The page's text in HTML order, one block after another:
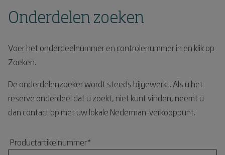
Onderdelen zoeken
Voer het onderdeelnummer en controlenummer in en klik op
Zoeken.
De onderdelenzoeker wordt steeds bijgewerkt. Als u het
reserve onderdeel dat u zoekt, niet kunt vinden, neemt u
dan contact op met uw lokale Nederman-verkooppunt.
Productartikelnummer*